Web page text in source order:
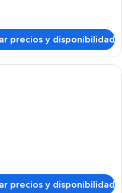
precios y disponibilidad
de hotel con cama,
precios y disponibilidad